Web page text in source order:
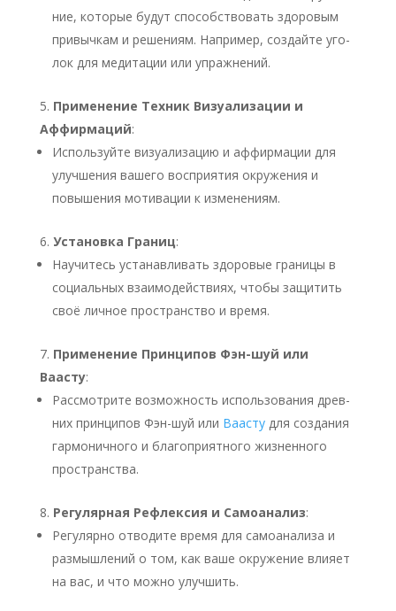
ние, кото­рые будут спо­соб­ство­вать здо­ро­вым
при­выч­кам и реше­ни­ям. Напри­мер, создай­те уго­
лок для меди­та­ции или упраж­не­ний.
При­ме­не­ние Тех­ник Визу­а­ли­за­ции и
Аффир­ма­ций:
Исполь­зуй­те визу­а­ли­за­цию и аффир­ма­ции для
улуч­ше­ния ваше­го вос­при­я­тия окру­же­ния и
повы­ше­ния моти­ва­ции к изме­не­ни­ям.
Уста­нов­ка Гра­ниц:
Научи­тесь уста­нав­ли­вать здо­ро­вые гра­ни­цы в
соци­аль­ных вза­и­мо­дей­стви­ях, что­бы защи­тить
своё лич­ное про­стран­ство и вре­мя.
При­ме­не­ние Прин­ци­пов Фэн-шуй или
Ваасту:
Рас­смот­ри­те воз­мож­ность исполь­зо­ва­ния древ­
них прин­ци­пов Фэн-шуй или Ваастудля созда­ния
гар­мо­нич­но­го и бла­го­при­ят­но­го жиз­нен­но­го
про­стран­ства.
Регу­ляр­ная Рефлек­сия и Само­ана­лиз:
Регу­ляр­но отво­ди­те вре­мя для само­ана­ли­за и
раз­мыш­ле­ний о том, как ваше окру­же­ние вли­я­ет
на вас, и что мож­но улуч­шить.